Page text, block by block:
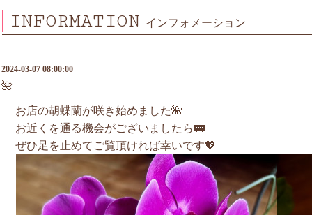
INFORMATION インフォメーション
2024-03-07 08:00:00
🌺
お店の胡蝶蘭が咲き始めました🌺
お近くを通る機会がございましたら🚃
ぜひ足を止めてご覧頂ければ幸いです💖